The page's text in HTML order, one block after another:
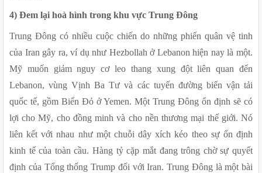
4) Đem lại hoà hình trong khu vực Trung Đông
Trung Đông có nhiều cuộc chiến do những phiến quân vệ tinh
của Iran gây ra, ví dụ như Hezbollah ở Lebanon hiện nay là một.
Mỹ muốn giảm nguy cơ leo thang xung đột liên quan đến
Lebanon, vùng Vịnh Ba Tư và các tuyến đường biển vận tải
quốc tế, gồm Biển Đỏ ở Yemen. Một Trung Đông ổn định sẽ có
lợi cho Mỹ, cho đồng minh và cho nền thương mại thế giới. Nó
liên kết với nhau như một chuỗi dây xích kéo theo sự ổn định
kinh tế của toàn cầu. Hàng tỷ cặp mắt đang trông chờ sự quyết
định của Tổng thống Trump đối với Iran. Trung Đông là một bài